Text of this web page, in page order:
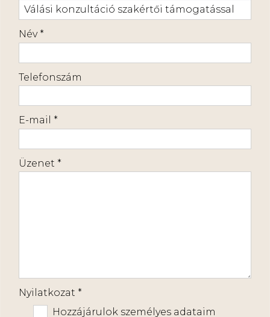
-
-
-
-
Név *
Telefonszám
E-mail *
Üzenet *
Nyilatkozat *
Hozzájárulok személyes adataim